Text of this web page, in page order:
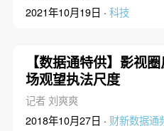
2021年10月19日 · 科技
【数据通特供】影视
场观望执法尺度
记者 刘爽爽
2018年10月27日 · 财新数据通